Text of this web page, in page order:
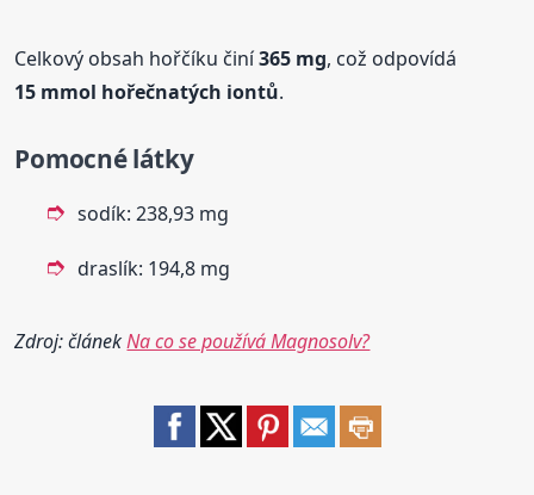
Celkový obsah hořčíku činí365 mg, což odpovídá
15 mmol hořečnatých iontů.
Pomocné látky
sodík: 238,93 mg
draslík: 194,8 mg
Zdroj: článekNa co se používá Magnosolv?